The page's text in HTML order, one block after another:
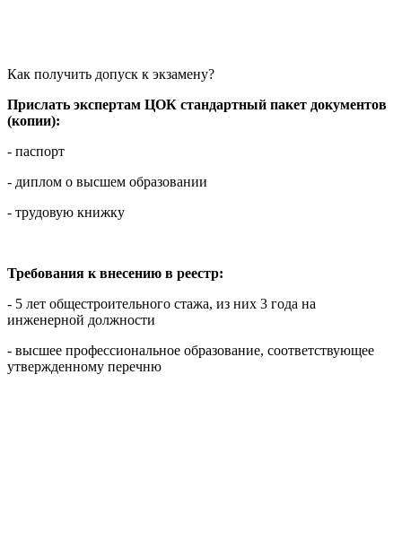
Как получить допуск к экзамену?
Прислать экспертам ЦОК стандартный пакет документов
(копии):
- паспорт
- диплом о высшем образовании
- трудовую книжку
Требования к внесению в реестр:
- 5 лет общестроительного стажа, из них 3 года на
инженерной должности
- высшее профессиональное образование, соответствующее
утвержденному перечню